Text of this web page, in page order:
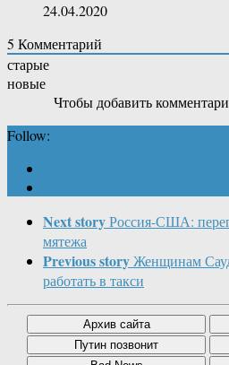
24.04.2020
5 Комментарий
старые
новые
Чтобы добавить
Follow:
Next storyРоссия-США:
мятежа
Previous storyЖенщинам
работать в такси